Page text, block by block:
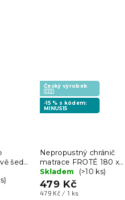
šedé
Český výrobek
🇨🇿
-15 % s kódem:
MINUS15
Nepropustný chránič
matrace FROTÉ 180 x
200 cm
Skladem (>10 ks)
479 Kč
Měrná
479 Kč / 1 ks